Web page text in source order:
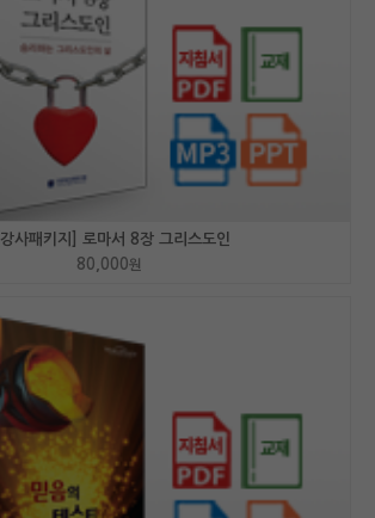
[강사패키지] 로마서 8장 그리스도인
80,000원